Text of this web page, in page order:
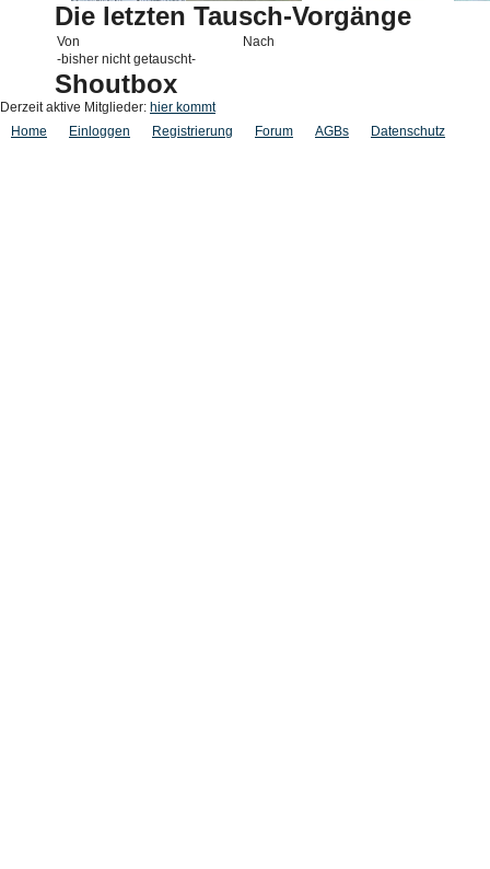
Die letzten Tausch-Vorgänge
Von
Nach
-bisher nicht getauscht-
Shoutbox
Derzeit aktive Mitglieder: hier kommt
Home
Einloggen Registrierung Forum AGBs Datenschutz